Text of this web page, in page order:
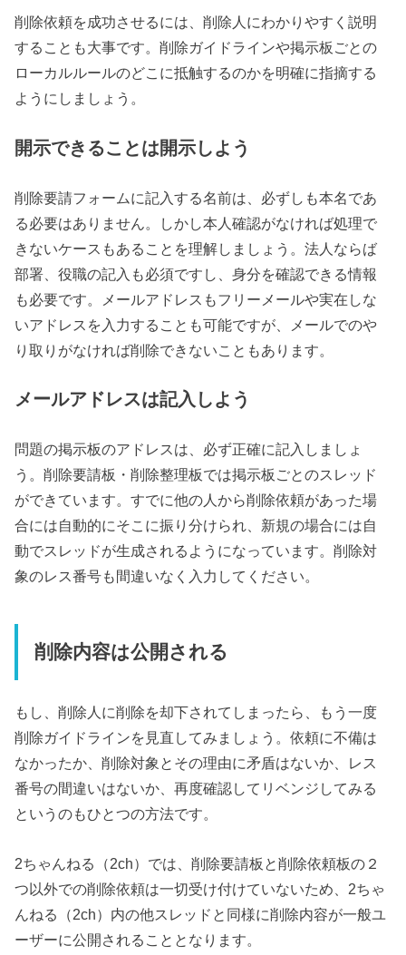
削除依頼を成功させるには、削除人にわかりやすく説明
することも大事です。削除ガイドラインや掲示板ごとの
ローカルルールのどこに抵触するのかを明確に指摘する
ようにしましょう。
開示できることは開示しよう
削除要請フォームに記入する名前は、必ずしも本名であ
る必要はありません。しかし本人確認がなければ処理で
きないケースもあることを理解しましょう。法人ならば
部署、役職の記入も必須ですし、身分を確認できる情報
も必要です。メールアドレスもフリーメールや実在しな
いアドレスを入力することも可能ですが、メールでのや
り取りがなければ削除できないこともあります。
メールアドレスは記入しよう
問題の掲示板のアドレスは、必ず正確に記入しましょ
う。削除要請板・削除整理板では掲示板ごとのスレッド
ができています。すでに他の人から削除依頼があった場
合には自動的にそこに振り分けられ、新規の場合には自
動でスレッドが生成されるようになっています。削除対
象のレス番号も間違いなく入力してください。
削除内容は公開される
もし、削除人に削除を却下されてしまったら、もう一度
削除ガイドラインを見直してみましょう。依頼に不備は
なかったか、削除対象とその理由に矛盾はないか、レス
番号の間違いはないか、再度確認してリベンジしてみる
というのもひとつの方法です。
2ちゃんねる（2ch）では、削除要請板と削除依頼板の２
つ以外での削除依頼は⼀切受け付けていないため、2ちゃ
んねる（2ch）内の他スレッドと同様に削除内容が⼀般ユ
ーザーに公開されることとなります。